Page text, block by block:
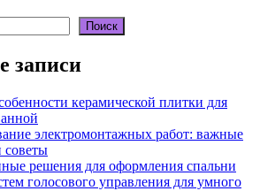
Поиск
записи
керамической плитки для
электромонтажных работ: важные
решения для оформления спальни
голосового управления для умного